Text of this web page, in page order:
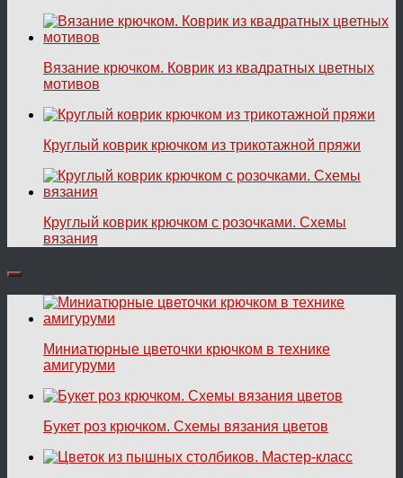
Вязание крючком. Коврик из квадратных цветных
мотивов
Круглый коврик крючком из трикотажной пряжи
Круглый коврик крючком с розочками. Схемы
вязания
Миниатюрные цветочки крючком в технике
амигуруми
Букет роз крючком. Схемы вязания цветов